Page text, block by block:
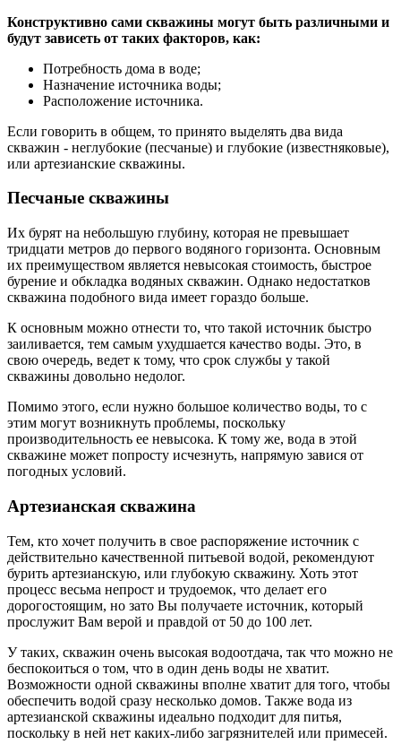
Конструктивно сами скважины могут быть различными и
будут зависеть от таких факторов, как:
Потребность дома в воде;
Назначение источника воды;
Расположение источника.
Если говорить в общем, то принято выделять два вида
скважин - неглубокие (песчаные) и глубокие (известняковые),
или артезианские скважины.
Песчаные скважины
Их бурят на небольшую глубину, которая не превышает
тридцати метров до первого водяного горизонта. Основным
их преимуществом является невысокая стоимость, быстрое
бурение и обкладка водяных скважин. Однако недостатков
скважина подобного вида имеет гораздо больше.
К основным можно отнести то, что такой источник быстро
заиливается, тем самым ухудшается качество воды. Это, в
свою очередь, ведет к тому, что срок службы у такой
скважины довольно недолог.
Помимо этого, если нужно большое количество воды, то с
этим могут возникнуть проблемы, поскольку
производительность ее невысока. К тому же, вода в этой
скважине может попросту исчезнуть, напрямую завися от
погодных условий.
Артезианская скважина
Тем, кто хочет получить в свое распоряжение источник с
действительно качественной питьевой водой, рекомендуют
бурить артезианскую, или глубокую скважину. Хоть этот
процесс весьма непрост и трудоемок, что делает его
дорогостоящим, но зато Вы получаете источник, который
прослужит Вам верой и правдой от 50 до 100 лет.
У таких, скважин очень высокая водоотдача, так что можно не
беспокоиться о том, что в один день воды не хватит.
Возможности одной скважины вполне хватит для того, чтобы
обеспечить водой сразу несколько домов. Также вода из
артезианской скважины идеально подходит для питья,
поскольку в ней нет каких-либо загрязнителей или примесей.